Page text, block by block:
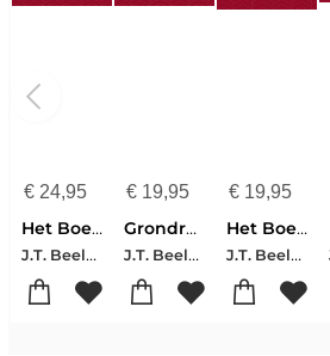
€24,95
Het Boek der Psalmen 76-150
J.T. Beelen
€19,95
Grondregels voor het vervaardigen ener Nederduitsche Vertaling van het Nieuwe Testament
J.T. Beelen
€ 19,95
Het Boek der Wijsheid
J.T. Beelen